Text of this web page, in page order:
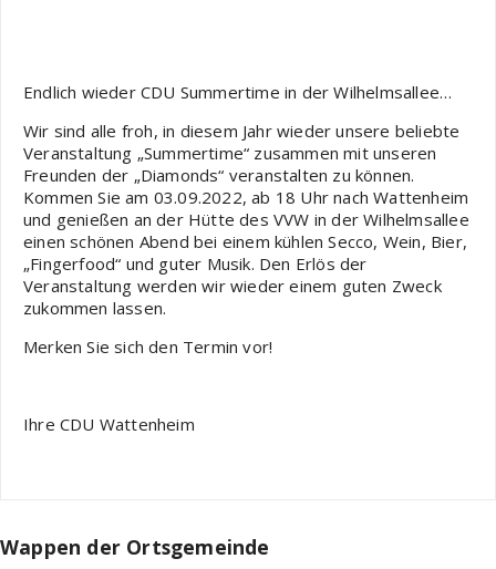
Endlich wieder CDU Summertime in der Wilhelmsallee…
Wir sind alle froh, in diesem Jahr wieder unsere beliebte
Veranstaltung „Summertime“ zusammen mit unseren
Freunden der „Diamonds“ veranstalten zu können.
Kommen Sie am 03.09.2022, ab 18 Uhr nach Wattenheim
und genießen an der Hütte des VVW in der Wilhelmsallee
einen schönen Abend bei einem kühlen Secco, Wein, Bier,
„Fingerfood“ und guter Musik. Den Erlös der
Veranstaltung werden wir wieder einem guten Zweck
zukommen lassen.
Merken Sie sich den Termin vor!
Ihre CDU Wattenheim
Wappen der Ortsgemeinde